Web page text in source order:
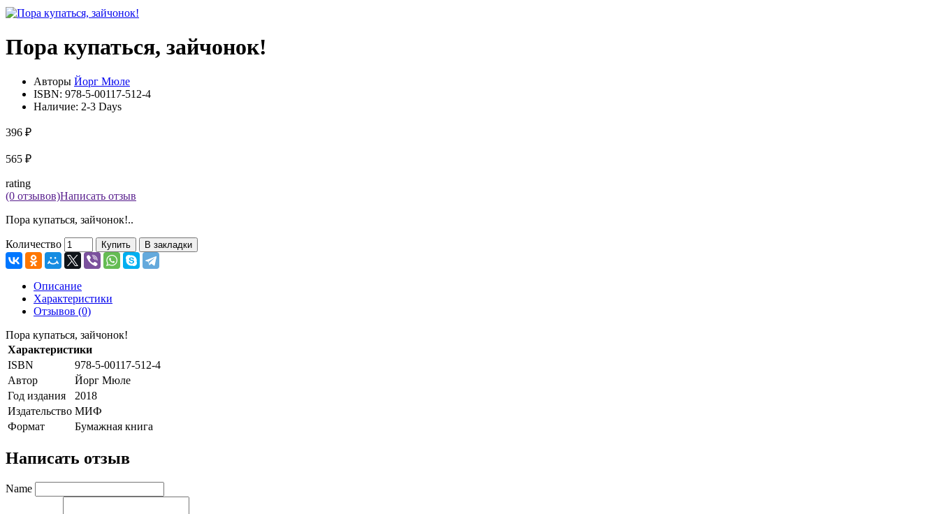
Пора купаться, зайчонок!
Авторы Йорг Мюле
ISBN: 978-5-00117-512-4
Наличие: 2-3 Days
396 ₽
565 ₽
rating
(0 отзывов)Написать отзыв
Пора купаться, зайчонок!..
Количество Купить В закладки
Описание
Характеристики
Отзывов (0)
Пора купаться, зайчонок!
Характеристики
ISBN
978-5-00117-512-4
Автор
Йорг Мюле
Год издания
2018
Издательство МИФ
Формат
Бумажная книга
Написать отзыв
Name